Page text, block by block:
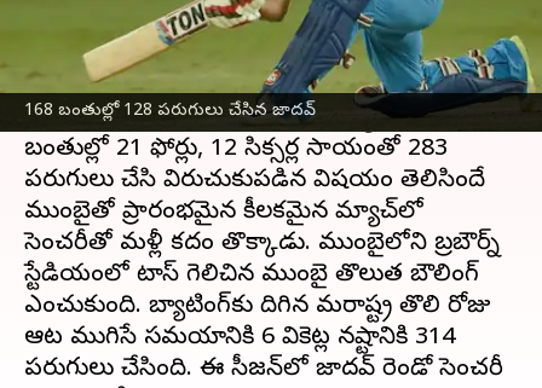
168 బంతుల్లో 128 పరుగులు చేసిన జాదవ్
ఈ వార్తాకథనం ఏంటి
మహారాష్ట్ర ఆటగాడు కేదార్ జాదవ్రంజీ ట్రోఫీలో
అబ్బురపరిచే ప్రదర్శనతో చెలరేగిపోతున్నాడు. కొద్ది
రోజుల కిందట అస్సాంతో జరిగిన మ్యాచ్ లో 283
బంతుల్లో 21 ఫోర్లు, 12 సిక్సర్ల సాయంతో 283
పరుగులు చేసి విరుచుకుపడిన విషయం తెలిసిందే
ముంబైతో ప్రారంభమైన కీలకమైన మ్యాచ్‌లో
సెంచరీతో మళ్లీ కదం తొక్కాడు. ముంబైలోని బ్రబౌర్న్
స్టేడియంలో టాస్ గెలిచిన ముంబై తొలుత బౌలింగ్
ఎంచుకుంది. బ్యాటింగ్‌కు దిగిన మహారాష్ట్ర తొలి రోజు
ఆట ముగిసే సమయానికి 6 వికెట్ల నష్టానికి 314
పరుగులు చేసింది. ఈ సీజన్‌లో జాదవ్‌ రెండో సెంచరీ